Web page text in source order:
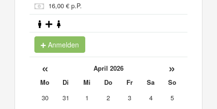
16,00 € p.P.
Anmelden
« April 2026 »
Mo Di Mi Do Fr Sa
So
30
31 1 2 3 4
5